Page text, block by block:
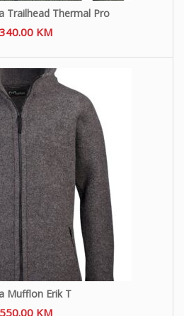
Trailhead Thermal Pro
340.00 KM
Mufflon Erik T
550.00 KM